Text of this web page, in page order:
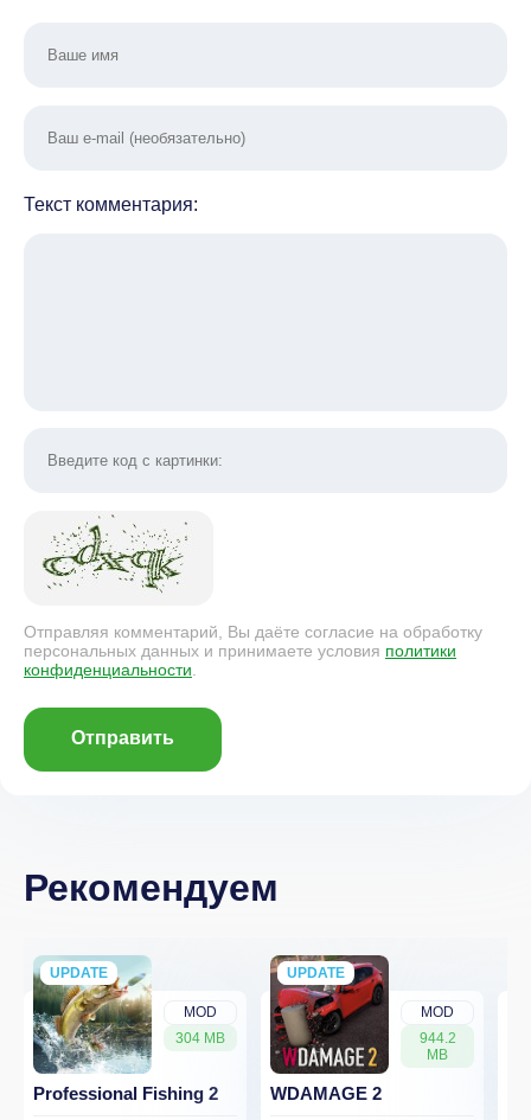
Текст комментария:
Отправляя комментарий, Вы даёте согласие на обработку
персональных данных и принимаете условия политики
конфиденциальности
Отправить
Рекомендуем
MOD
304 MB
UPDATE
NEW
Professional Fishing 2
MOD
944.2
MB
UPDATE
NEW
WDAMAGE 2